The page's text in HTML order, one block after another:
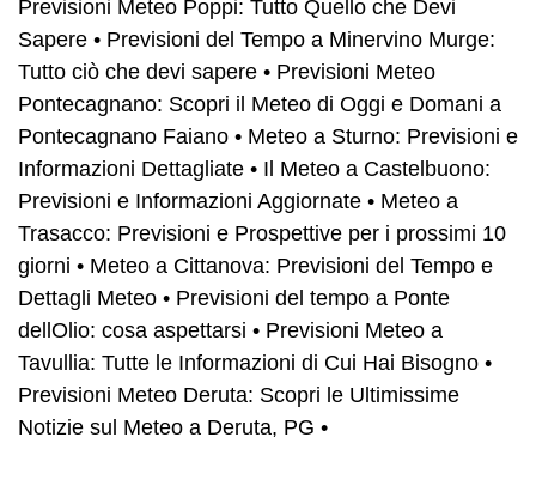
Previsioni Meteo Poppi: Tutto Quello che Devi
Sapere • Previsioni del Tempo a Minervino Murge:
Tutto ciò che devi sapere • Previsioni Meteo
Pontecagnano: Scopri il Meteo di Oggi e Domani a
Pontecagnano Faiano • Meteo a Sturno: Previsioni e
Informazioni Dettagliate • Il Meteo a Castelbuono:
Previsioni e Informazioni Aggiornate • Meteo a
Trasacco: Previsioni e Prospettive per i prossimi 10
giorni • Meteo a Cittanova: Previsioni del Tempo e
Dettagli Meteo • Previsioni del tempo a Ponte
dellOlio: cosa aspettarsi • Previsioni Meteo a
Tavullia: Tutte le Informazioni di Cui Hai Bisogno •
Previsioni Meteo Deruta: Scopri le Ultimissime
Notizie sul Meteo a Deruta, PG •